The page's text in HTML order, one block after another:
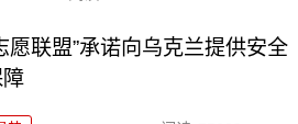
愿联盟”承诺向乌克兰提供安全